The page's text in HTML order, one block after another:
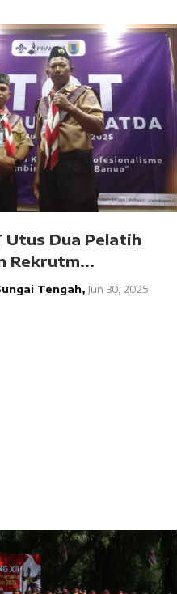
Utus Dua Pelatih
Rekrutm...
Tengah, Jun 30, 2025